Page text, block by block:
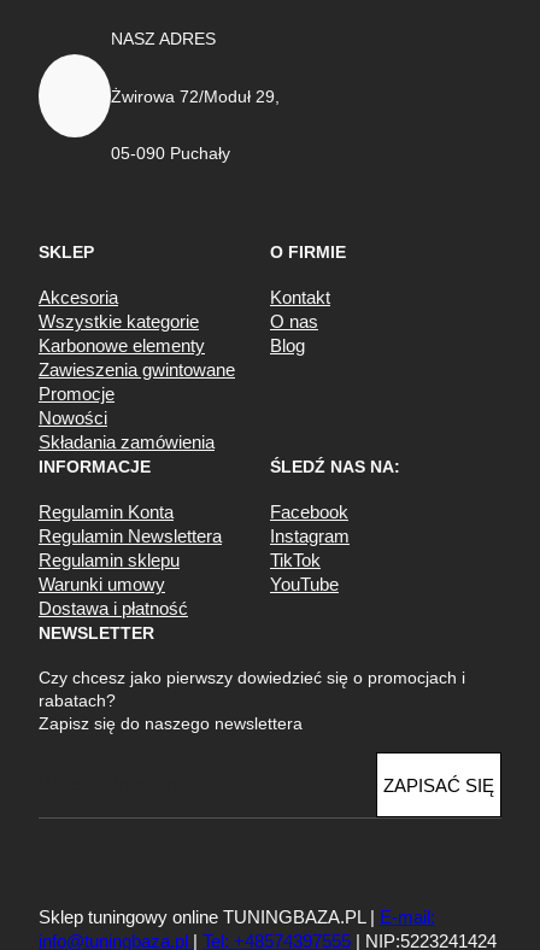
NASZ ADRES
Żwirowa 72/Moduł 29,
05-090 Puchały
SKLEP
Akcesoria
Wszystkie kategorie
Karbonowe elementy
Zawieszenia gwintowane
Promocje
Nowości
Składania zamówienia
O FIRMIE
Kontakt
O nas
Blog
INFORMACJE
Regulamin Konta
Regulamin Newslettera
Regulamin sklepu
Warunki umowy
Dostawa i płatność
ŚLEDŹ NAS NA:
Facebook
Instagram
TikTok
YouTube
NEWSLETTER
Czy chcesz jako pierwszy dowiedzieć się o promocjach i
rabatach?
Zapisz się do naszego newslettera
a
ZAPISAĆ SIĘ
Sklep tuningowy online TUNINGBAZA.PL |
E-mail:
info@tuningbaza.pl
Tel: +48574397555 | NIP:5223241424